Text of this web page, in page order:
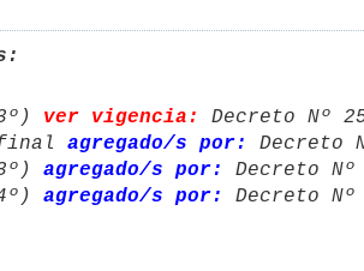
ver vigencia: Decreto Nº
agregado/s por: Decreto
agregado/s por: Decreto
agregado/s por: Decreto